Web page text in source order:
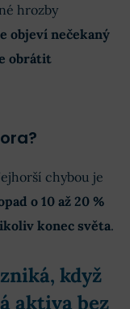
hrozby
objeví nečekaný
obrátit
chybou je
o 10 až 20 %
konec světa.
když
aktiva bez